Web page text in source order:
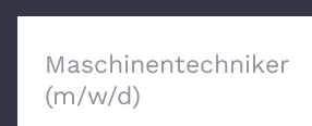
Maschinentechniker
(m/w/d)